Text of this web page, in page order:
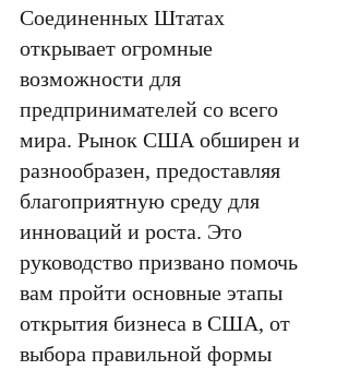
Соединенных Штатах
открывает огромные
возможности для
предпринимателей со всего
мира. Рынок США обширен и
разнообразен, предоставляя
благоприятную среду для
инноваций и роста. Это
руководство призвано помочь
вам пройти основные этапы
открытия бизнеса в США, от
выбора правильной формы